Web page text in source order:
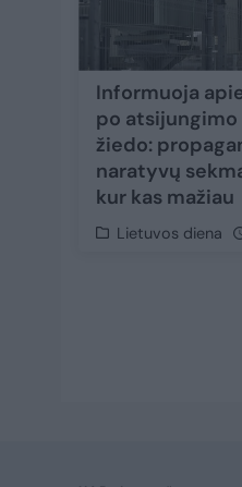
Informuoja
po atsijungimo
žiedo:
naratyvų
kur kas mažiau
Lietuvos diena